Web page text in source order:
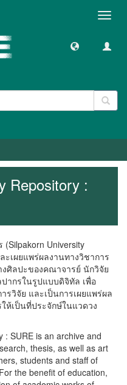
Repository :
University
ะเผยแพร่ผลงานทางวิชาการ
ศิลปะของคณาจารย์ นักวิจัย
ากรในรูปแบบดิจิทัล เพื่อ
วิจัย และเป็นการเผยแพร่ผล
ห้เป็นที่ประจักษ์ในแวดวง
is an archive and
thesis, as well as art
students and staff of
the benefit of education,